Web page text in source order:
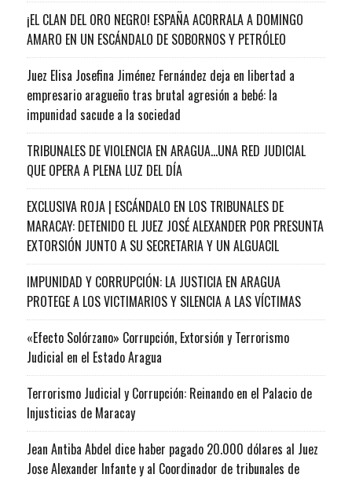
¡EL CLAN DEL ORO NEGRO! ESPAÑA ACORRALA A DOMINGO
AMARO EN UN ESCÁNDALO DE SOBORNOS Y PETRÓLEO
Juez Elisa Josefina Jiménez Fernández deja en libertad a
empresario aragueño tras brutal agresión a bebé: la
impunidad sacude a la sociedad
TRIBUNALES DE VIOLENCIA EN ARAGUA…UNA RED JUDICIAL
QUE OPERA A PLENA LUZ DEL DÍA
EXCLUSIVA ROJA | ESCÁNDALO EN LOS TRIBUNALES DE
MARACAY: DETENIDO EL JUEZ JOSÉ ALEXANDER POR PRESUNTA
EXTORSIÓN JUNTO A SU SECRETARIA Y UN ALGUACIL
IMPUNIDAD Y CORRUPCIÓN: LA JUSTICIA EN ARAGUA
PROTEGE A LOS VICTIMARIOS Y SILENCIA A LAS VÍCTIMAS
«Efecto Solórzano» Corrupción, Extorsión y Terrorismo
Judicial en el Estado Aragua
Terrorismo Judicial y Corrupción: Reinando en el Palacio de
Injusticias de Maracay
Jean Antiba Abdel dice haber pagado 20.000 dólares al Juez
Jose Alexander Infante y al Coordinador de tribunales de